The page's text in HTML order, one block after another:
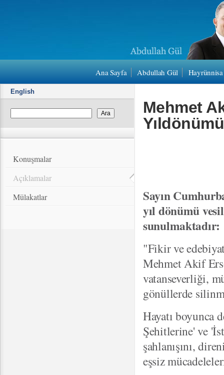
Ana Sayfa Abdullah Gül
English
Konuşmalar
Açıklamalar
Mülakatlar
Mehmet
Yıldönümü
Sayın
yıl dönümü
sunulmaktadır:
"Fikir ve
Mehmet Akif
vatanseverliği,
gönüllerde
Hayatı boyunca
Şehitlerine' ve
şahlanışını,
eşsiz